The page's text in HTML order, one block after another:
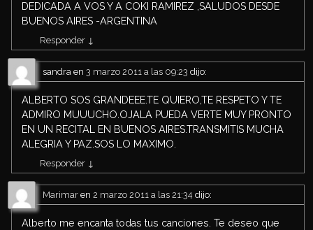
DEDICADA A VOS Y A COKI RAMIREZ ,SALUDOS DESDE
BUENOS AIRES -ARGENTINA
Responder ↓
sandra en 3 marzo 2011 a las 09:23 dijo:
ALBERTO SOS GRANDEEE.TE QUIERO,TE RESPETO Y TE
ADMIRO MUUUCHO.OJALA PUEDA VERTE MUY PRONTO
EN UN RECITAL EN BUENOS AIRES.TRANSMITIS MUCHA
ALEGRIA Y PAZ.SOS LO MAXIMO.
Responder ↓
Marimar en 2 marzo 2011 a las 21:34 dijo:
Alberto me encanta todas tus canciones. Te deseo que